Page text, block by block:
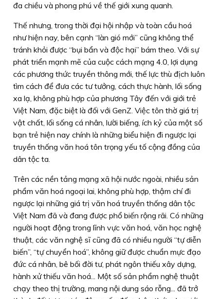
đa chiều và phong phú về thế giới xung quanh.
Thế nhưng, trong thời đại hội nhập và toàn cầu hoá
như hiện nay, bên cạnh “làn gió mới” cũng không thể
tránh khỏi được “bụi bẩn và độc hại” bám theo. Với sự
phát triển mạnh mẽ của cuộc cách mạng 4.0, lợi dụng
các phương thức truyền thông mới, thế lực thù địch luôn
tìm cách để đưa các tư tưởng, cách thực hành, lối sống
xa lạ, không phù hợp của phương Tây đến với giới trẻ
Việt Nam, đặc biệt là đối với GenZ. Việc tôn thờ giá trị
vật chất, lối sống cá nhân, lười biếng, ích kỷ của một số
bạn trẻ hiện nay chính là những biểu hiện đi ngược lại
truyền thống văn hoá tôn trọng yếu tố cộng đồng của
dân tộc ta.
Trên các nền tảng mạng xã hội nước ngoài, nhiều sản
phẩm văn hoá ngoại lai, không phù hợp, thậm chí đi
ngược lại những giá trị văn hoá truyền thống dân tộc
Việt Nam đã và đang được phổ biến rộng rãi. Có những
người hoạt động trong lĩnh vực văn hoá, văn học nghệ
thuật, các văn nghệ sĩ cũng đã có nhiều người “tự diễn
biến”, “tự chuyển hoá”, không giữ được chuẩn mực đạo
đức cá nhân, bê bối đời tư, phát ngôn thiếu xây dựng,
hành xử thiếu văn hoá... Một số sản phẩm nghệ thuật
chạy theo thị trường, mang nội dung sáo rỗng... đã trở